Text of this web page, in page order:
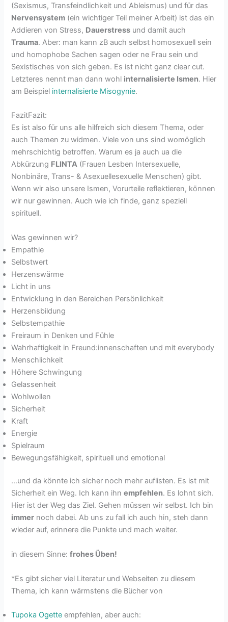
(Sexismus, Transfeindlichkeit und Ableismus) und für das
Nervensystem (ein wichtiger Teil meiner Arbeit) ist das ein
Addieren von Stress, Dauerstress und damit auch
Trauma. Aber: man kann zB auch selbst homosexuell sein
und homophobe Sachen sagen oder ne Frau sein und
Sexistisches von sich geben. Es ist nicht ganz clear cut.
Letzteres nennt man dann wohl internalisierte Ismen. Hier
am Beispiel internalisierte Misogynie.
FazitFazit:
Es ist also für uns alle hilfreich sich diesem Thema, oder
auch Themen zu widmen. Viele von uns sind womöglich
mehrschichtig betroffen. Warum es ja auch ua die
Abkürzung FLINTA (Frauen Lesben Intersexuelle,
Nonbinäre, Trans- & Asexuellesexuelle Menschen) gibt.
Wenn wir also unsere Ismen, Vorurteile reflektieren, können
wir nur gewinnen. Auch wie ich finde, ganz speziell
spirituell.
Was gewinnen wir?
Empathie
Selbstwert
Herzenswärme
Licht in uns
Entwicklung in den Bereichen Persönlichkeit
Herzensbildung
Selbstempathie
Freiraum in Denken und Fühle
Wahrhaftigkeit in Freund:innenschaften und mit everybody
Menschlichkeit
Höhere Schwingung
Gelassenheit
Wohlwollen
Sicherheit
Kraft
Energie
Spielraum
Bewegungsfähigkeit, spirituell und emotional
…und da könnte ich sicher noch mehr auflisten. Es ist mit
Sicherheit ein Weg. Ich kann ihnempfehlen. Es lohnt sich.
Hier ist der Weg das Ziel. Gehen müssen wir selbst. Ich bin
immer noch dabei. Ab uns zu fall ich auch hin, steh dann
wieder auf, erinnere die Punkte und mach weiter.
in diesem Sinne:frohes Üben!
*Es gibt sicher viel Literatur und Webseiten zu diesem
Thema, ich kann wärmstens die Bücher von
Tupoka Ogette empfehlen, aber auch: